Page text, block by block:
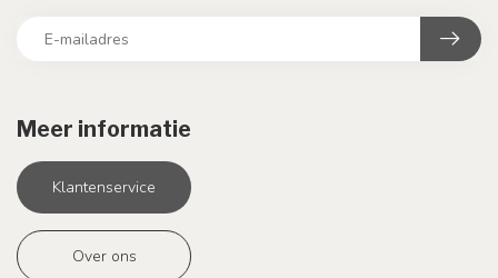
Meer informatie
Klantenservice
Over ons